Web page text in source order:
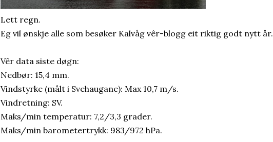
Lett regn.
Eg vil ønskje alle som besøker Kalvåg vêr-blogg eit riktig godt nytt år.
Vêr data siste døgn:
Nedbør: 15,4 mm.
Vindstyrke (målt i Svehaugane): Max 10,7 m/s.
Vindretning: SV.
Maks/min temperatur: 7,2/3,3 grader.
Maks/min barometertrykk: 983/972 hPa.